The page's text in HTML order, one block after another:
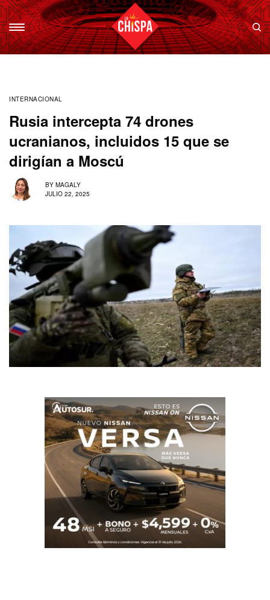
INTERNACIONAL
Rusia intercepta 74 drones
ucranianos, incluidos 15 que se
dirigían a Moscú
BY MAGALY
JULIO 22, 2025